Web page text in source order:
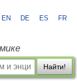
EN DE ES FR
Найти!